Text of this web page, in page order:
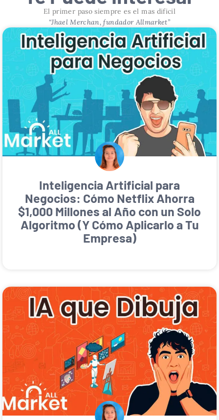
El primer paso siempre es el mas dificil
“Jhael Merchan, fundador Allmarket”
Inteligencia Artificial para
Negocios: Cómo Netflix Ahorra
$1,000 Millones al Año con un Solo
Algoritmo (Y Cómo Aplicarlo a Tu
Empresa)